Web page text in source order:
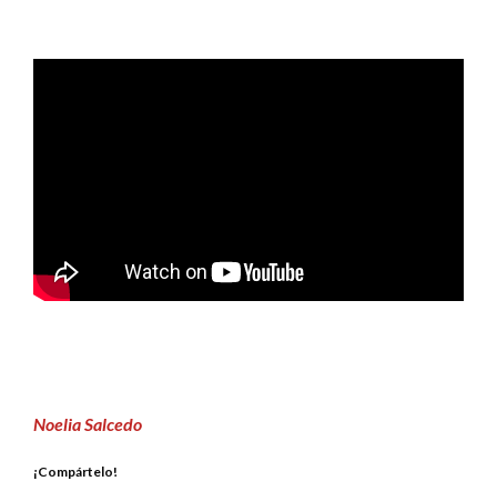
Noelia Salcedo
¡Compártelo!